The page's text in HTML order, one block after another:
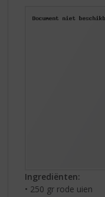
Ingrediënten:
• 250 gr rode uien